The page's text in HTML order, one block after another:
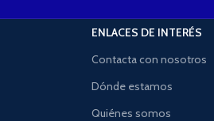
ENLACES DE INTERÉS
Contacta con nosotros
Dónde estamos
Quiénes somos